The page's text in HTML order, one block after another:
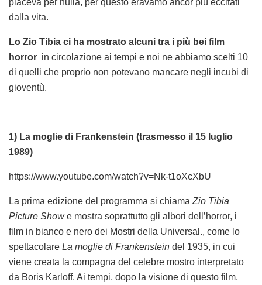
dalla vita.
Lo Zio Tibia ci ha mostrato alcuni tra i più bei film
horror in circolazione ai tempi e noi ne abbiamo scelti 10
di quelli che proprio non potevano mancare negli incubi di
gioventù.
1) La moglie di Frankenstein (trasmesso il 15 luglio
1989)
https://www.youtube.com/watch?v=Nk-t1oXcXbU
La prima edizione del programma si chiama Zio Tibia
Picture Showe mostra soprattutto gli albori dell’horror, i
film in bianco e nero dei Mostri della Universal., come lo
spettacolare La moglie di Frankenstein del 1935, in cui
viene creata la compagna del celebre mostro interpretato
da Boris Karloff. Ai tempi, dopo la visione di questo film,